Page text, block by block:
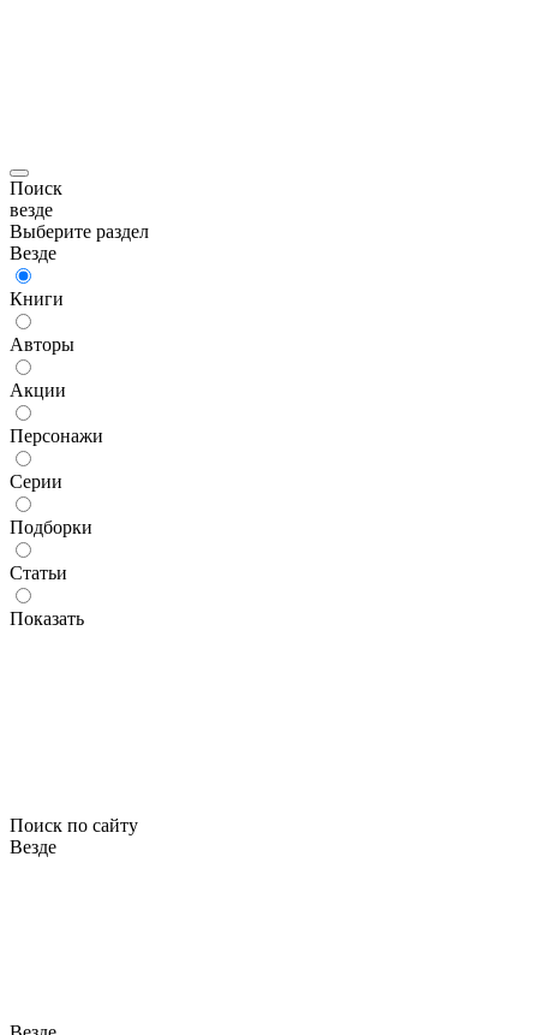
Поиск
везде
Выберите раздел
Везде
Книги
Авторы
Акции
Персонажи
Серии
Подборки
Статьи
Показать
Поиск по сайту
Везде